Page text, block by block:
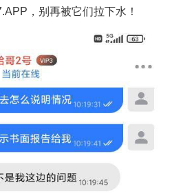
，别再被它们拉下水！